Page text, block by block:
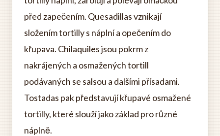
před zapečením. Quesadillas vznikají
složením tortilly s náplní a opečením do
křupava. Chilaquiles jsou pokrm z
nakrájených a osmažených tortill
podávaných se salsou a dalšími přísadami.
Tostadas pak představují křupavé osmažené
tortilly, které slouží jako základ pro různé
náplně.